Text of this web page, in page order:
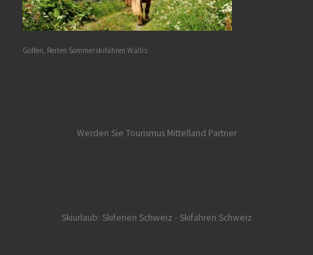
Golfen, Reiten Sommerskifahren Wallis
Werden Sie Tourismus Mittelland Partner
Skiurlaub: Skiferien Schweiz - Skifahren Schweiz